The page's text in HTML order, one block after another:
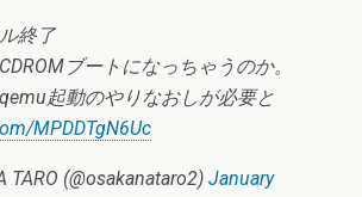
終了
ブートになっちゃうのか。
起動のやりなおしが必要と
MPDDTgN6Uc
TARO (@osakanataro2) January